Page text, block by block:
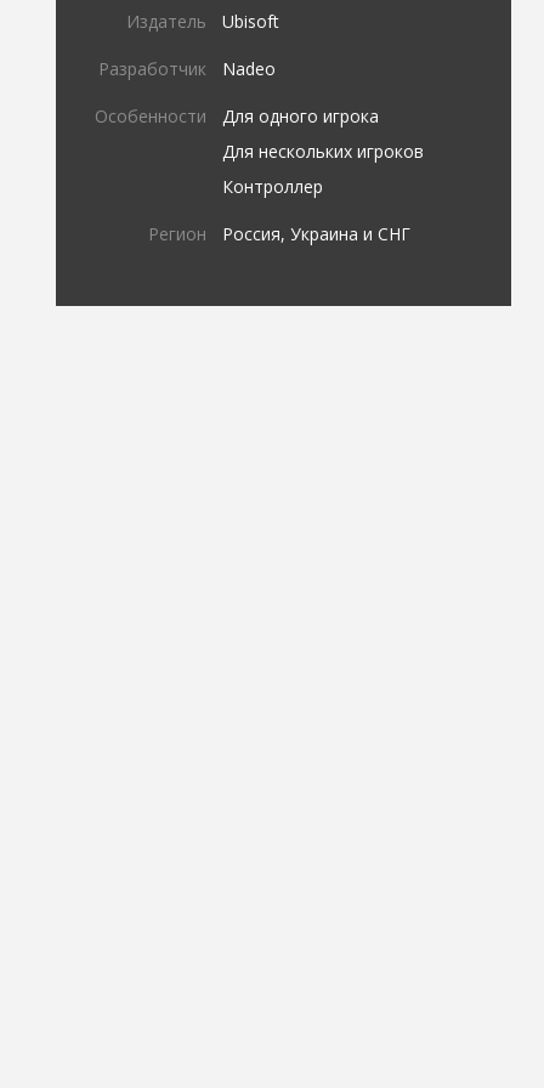
Издатель Ubisoft
Разработчик Nadeo
Особенности
Для одного игрока
Для нескольких игроков
Контроллер
Регион Россия, Украина и СНГ